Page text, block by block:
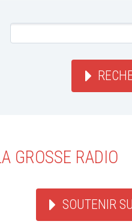
GROSSE RADIO
SOUTENIR